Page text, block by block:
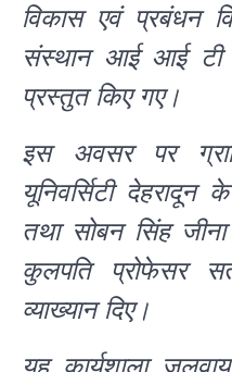
विकास एवं प्रबंधन
संस्थान आई आई टी
प्रस्तुत किए गए।
इस अवसर पर
यूनिवर्सिटी देहरादून
तथा सोबन सिंह जीना
कुलपति प्रोफेसर
व्याख्यान दिए।